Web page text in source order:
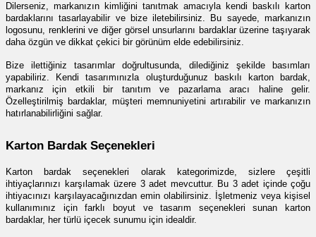
Dilerseniz, markanızın kimliğini tanıtmak amacıyla kendi
bardak larını tasarlayabilir ve bize iletebilirsiniz. Bu sayede, markanızın
logosunu, renklerini ve diğer görsel unsurlarını bardaklar üzerine taşıyarak
daha özgün ve dikkat çekici bir görünüm elde edebilirsiniz.
Bize ilettiğiniz tasarımlar doğrultusunda, dilediğiniz şekilde basımları
yapabiliriz. Kendi tasarımınızla oluşturduğunuz baskılı karton bardak,
markanız için etkili bir tanıtım ve pazarlama aracı haline gelir.
Özelleştirilmiş bardaklar, müşteri memnuniyetini artırabilir ve markanızın
hatırlanabilirliğini sağlar.
Karton Bardak Seçenekleri
Karton bardak seçenekleri olarak kategorimizde, sizlere çeşitli
ihtiyaçlarınızı karşılamak üzere 3 adet mevcuttur. Bu 3 adet içinde çoğu
ihtiyacınızı karşılayacağınızdan emin olabilirsiniz. İşletmeniz veya kişisel
kullanımınız için farklı boyut ve tasarım seçenekleri sunan karton
bardaklar, her türlü içecek sunumu için idealdir.